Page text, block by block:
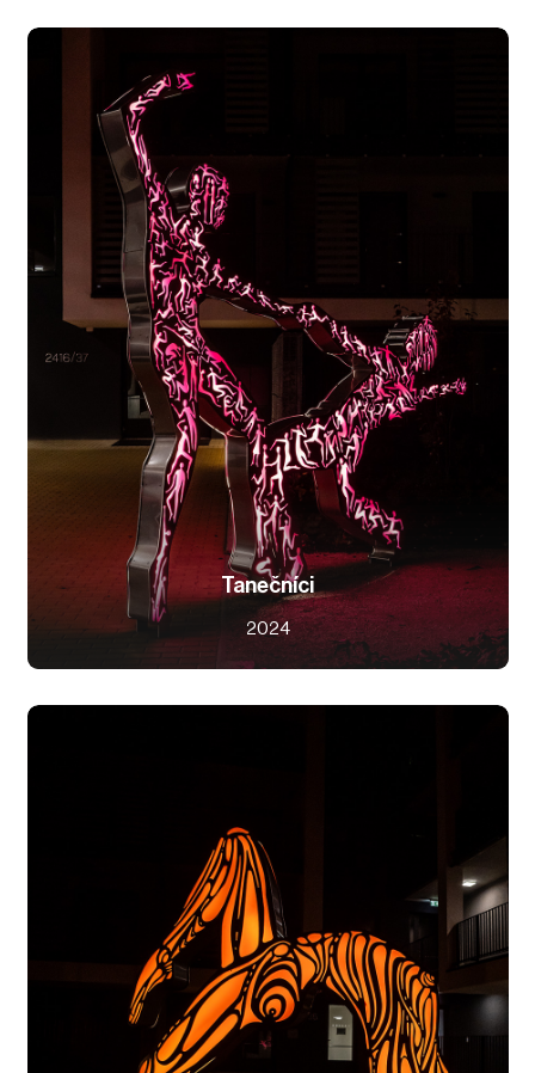
Tanečníci
2024